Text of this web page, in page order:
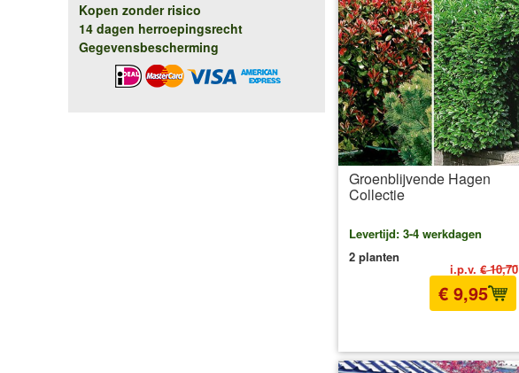
Groenblijvende Hagen
Collectie
i.p.v. € 10,70
Levertijd: 3-4 werkdagen
2 planten
€ 9,95
Kopen zonder risico
14 dagen herroepingsrecht
Gegevensbescherming